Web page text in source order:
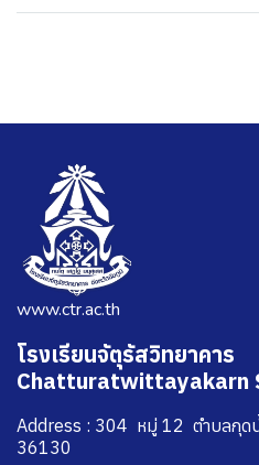
www.ctr.ac.th
โรงเรียนจัตุรัสวิทยาคาร
Chatturatwittayakarn
Address : 304 หมู่ 12 ตำบลกุด
36130